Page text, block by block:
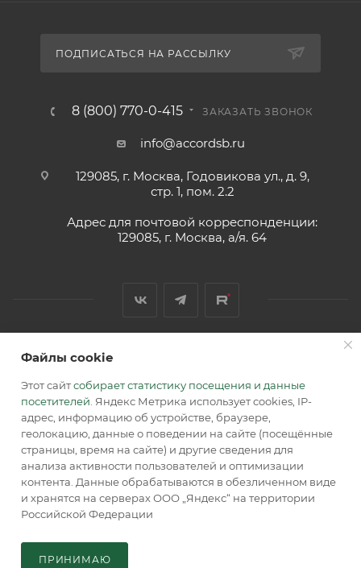
ПОДПИСАТЬСЯ НА РАССЫЛКУ
8 (800) 770-0-415 ЗАКАЗАТЬ ЗВОНОК
info@accordsb.ru
129085, г. Москва, Годовикова ул., д. 9,
стр. 1, пом. 2.2
Адрес для почтовой корреспонденции:
129085, г. Москва, а/я. 64
2026 © Обращаем Ваше внимание на то, что вся
информация, размещенная на сайте, носит
информационный характер и не является публичной
офертой, определяемой положениями Статьи 437 (2) ГК РФ.
Файлы cookie
Этот сайтсобирает статистику посещения и данные
посетителей . Яндекс Метрика использует cookies, IP-
адрес, информацию об устройстве, браузере,
геолокацию, данные о поведении на сайте (посещённые
страницы, время на сайте) и другие сведения для
анализа активности пользователей и оптимизации
контента. Данные обрабатываются в обезличенном виде
и хранятся на серверах ООО „Яндекс“ на территории
Российской Федерации
ПРИНИМАЮ